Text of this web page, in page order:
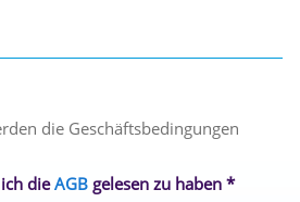
die Geschäftsbedingungen
dieAGB gelesen zu haben *